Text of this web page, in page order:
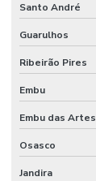
Santo André
Guarulhos
Ribeirão Pires
Embu
Embu das Artes
Osasco
Jandira